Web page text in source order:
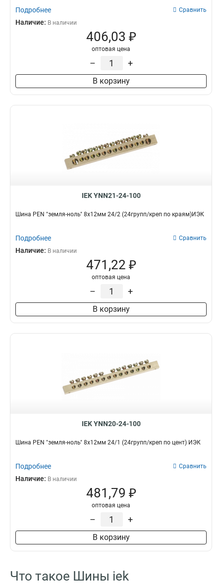
Подробнее Сравнить
Наличие: В наличии
406,03 ₽
оптовая цена
– +
В корзину
IEK YNN21-24-100
Шина PEN "земля-ноль" 8х12мм 24/2 (24групп/креп по краям)ИЭК
Подробнее Сравнить
Наличие: В наличии
471,22 ₽
оптовая цена
– +
В корзину
IEK YNN20-24-100
Шина PEN "земля-ноль" 8х12мм 24/1 (24групп/креп по цент) ИЭК
Подробнее Сравнить
Наличие: В наличии
481,79 ₽
оптовая цена
– +
В корзину
Что такое Шины iek